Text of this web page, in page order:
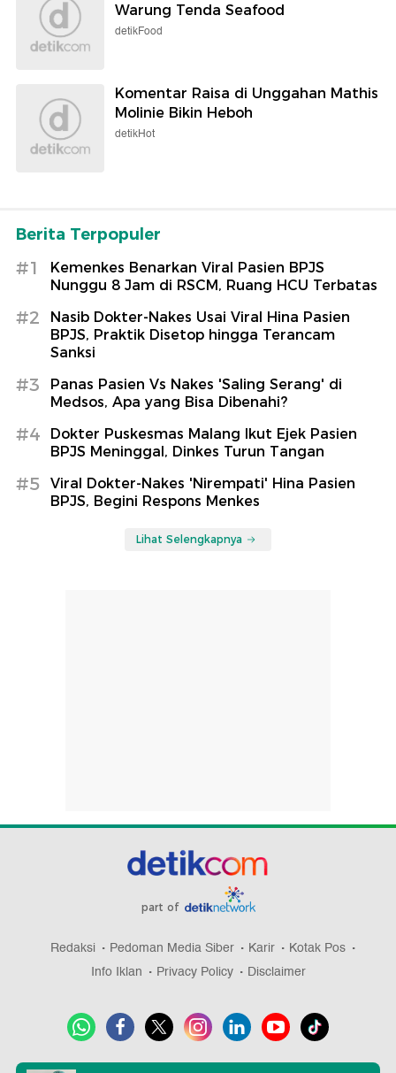
Warung Tenda Seafood
detikFood
Komentar Raisa di Unggahan Mathis
Molinie Bikin Heboh
detikHot
Berita Terpopuler
#1
Kemenkes Benarkan Viral Pasien BPJS
Nunggu 8 Jam di RSCM, Ruang HCU Terbatas
#2
Nasib Dokter-Nakes Usai Viral Hina Pasien
BPJS, Praktik Disetop hingga Terancam
Sanksi
#3
Panas Pasien Vs Nakes 'Saling Serang' di
Medsos, Apa yang Bisa Dibenahi?
#4
Dokter Puskesmas Malang Ikut Ejek Pasien
BPJS Meninggal, Dinkes Turun Tangan
#5
Viral Dokter-Nakes 'Nirempati' Hina Pasien
BPJS, Begini Respons Menkes
Lihat Selengkapnya
part of
Redaksi Pedoman Media Siber Karir
Kotak Pos
Info Iklan
Privacy Policy Disclaimer